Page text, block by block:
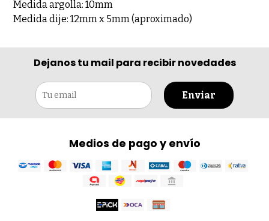
Medida argolla: 10mm
Medida dije: 12mm x 5mm (aproximado)
Dejanos tu mail para recibir novedades
Enviar
Medios de pago y envío